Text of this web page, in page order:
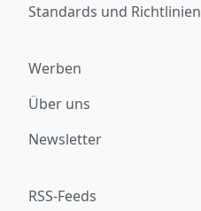
Standards und Richtlinien
Werben
Über uns
Newsletter
RSS-Feeds